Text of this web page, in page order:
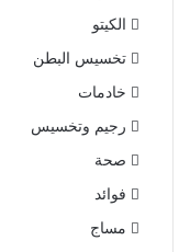
الكيتو
تخسيس البطن
خادمات
رجيم وتخسيس
صحة
فوائد
مساج